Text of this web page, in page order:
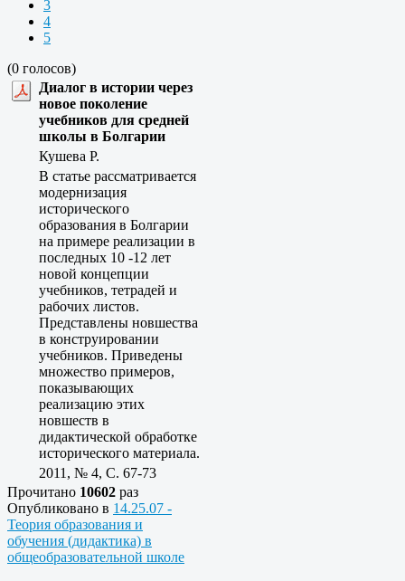
3
4
5
(0 голосов)
Диалог в истории через
новое поколение
учебников для средней
школы в Болгарии
Кушева Р.
В статье рассматривается
модернизация
исторического
образования в Болгарии
на примере реализации в
последных 10 -12 лет
новой концепции
учебников, тетрадей и
рабочих листов.
Представлены новшества
в конструировании
учебников. Приведены
множество примеров,
показывающих
реализацию этих
новшеств в
дидактической обработке
исторического материала.
2011, № 4, C. 67-73
Прочитано 10602 раз
Опубликовано в 14.25.07 -
Теория образования и
обучения (дидактика) в
общеобразовательной школе